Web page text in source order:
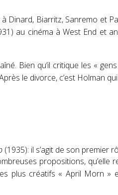
Biarritz, Sanremo et
au cinéma àWest End et
. Bien qu’il critique les «
le divorce, c’est Holman
(1935): il s’agit de son premier
propositions, qu’elle
plus créatifs « April Morn »